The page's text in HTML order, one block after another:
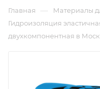
Главная — Материалы
Гидроизоляция
двухкомпонентная в